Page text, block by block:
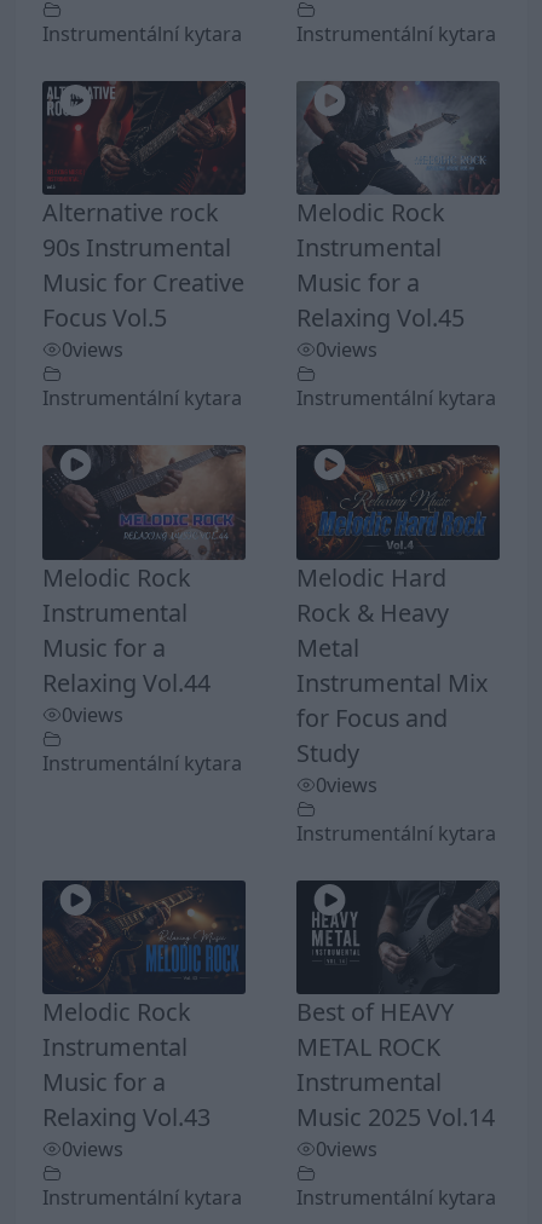
Instrumentální kytara
Instrumentální kytara
Alternative rock
90s Instrumental
Music for Creative
Focus Vol.5
0views
Instrumentální kytara
Melodic Rock
Instrumental
Music for a
Relaxing Vol.45
0views
Instrumentální kytara
Melodic Rock
Instrumental
Music for a
Relaxing Vol.44
0views
Instrumentální kytara
Melodic Hard
Rock & Heavy
Metal
Instrumental Mix
for Focus and
Study
0views
Instrumentální kytara
Melodic Rock
Instrumental
Music for a
Relaxing Vol.43
0views
Instrumentální kytara
Best of HEAVY
METAL ROCK
Instrumental
Music 2025 Vol.14
0views
Instrumentální kytara